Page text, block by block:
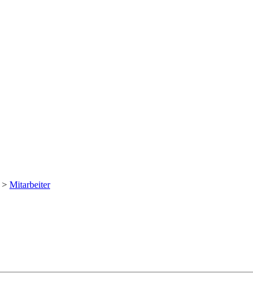
> Mitarbeiter